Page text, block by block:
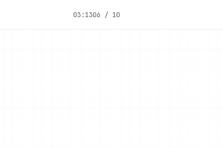
03:1306 / 10